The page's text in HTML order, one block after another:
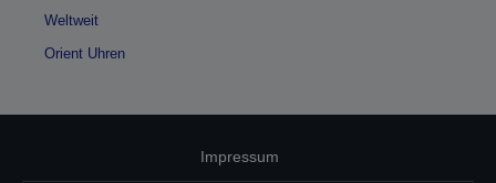
Weltweit
Orient Uhren
Impressum